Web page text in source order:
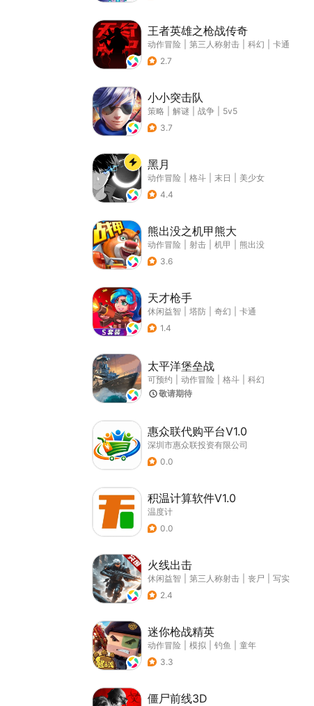
王者英雄之枪战传奇
动作冒险 第三人称射击 科幻
卡通
2.7
小小突击队
策略 解谜 战争
5v5
3.7
黑月
动作冒险 格斗 末日
美少女
4.4
熊出没之机甲熊大
动作冒险 射击 机甲
熊出没
3.6
天才枪手
休闲益智 塔防 奇幻
卡通
1.4
太平洋堡垒战
可预约 动作冒险 格斗
科幻
敬请期待
惠众联代购平台V1.0
深圳市惠众联投资有限公司
0.0
积温计算软件V1.0
温度计
0.0
火线出击
休闲益智 第三人称射击 丧尸
写实
2.4
迷你枪战精英
动作冒险 模拟 钓鱼
童年
3.3
僵尸前线3D